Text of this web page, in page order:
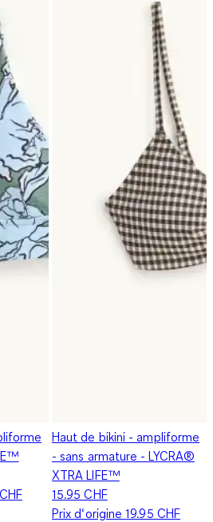
Haut de bikini - ampliforme
- sans armature - LYCRA®
XTRA LIFE™
15.95 CHF
Prix d‘origine19.95 CHF